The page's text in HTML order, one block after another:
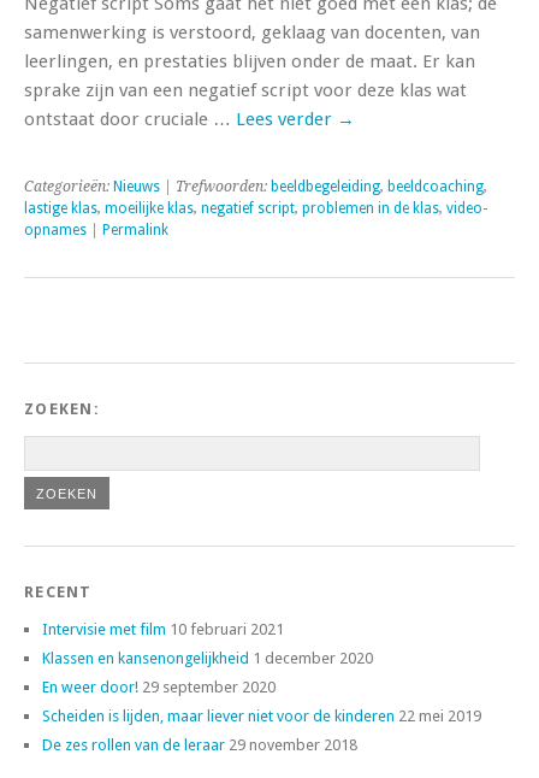
samenwerking is verstoord, geklaag van docenten, van
leerlingen, en prestaties blijven onder de maat. Er kan
sprake zijn van een negatief script voor deze klas wat
ontstaat door cruciale … Lees verder →
Categorieën: Nieuws | Trefwoorden: beeldbegeleiding, beeldcoaching,
lastige klas, moeilijke klas, negatief script, problemen in de klas, video-
opnames
Permalink
ZOEKEN:
RECENT
Intervisie met film 10 februari 2021
Klassen en kansenongelijkheid 1 december 2020
En weer door! 29 september 2020
Scheiden is lijden, maar liever niet voor de kinderen 22 mei 2019
De zes rollen van de leraar 29 november 2018